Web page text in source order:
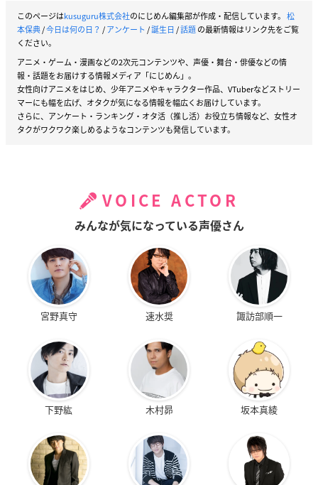
このページはkusuguru株式会社のにじめん編集部が作成・配信しています。 松
本保典/今日は何の日？ /アンケート /誕生日/話題の最新情報はリンク先をご覧
ください。
アニメ・ゲーム・漫画などの2次元コンテンツや、声優・舞台・俳優などの情
報・話題をお届けする情報メディア「にじめん」。
女性向けアニメをはじめ、少年アニメやキャラクター作品、VTuberなどストリー
マーにも幅を広げ、オタクが気になる情報を幅広くお届けしています。
さらに、アンケート・ランキング・オタ活（推し活）お役立ち情報など、女性オ
タクがワクワク楽しめるようなコンテンツも発信しています。
VOICE ACTOR
みんなが気になっている声優さん
宮野真守 速水奨 諏訪部順一
下野紘 木村昴 坂本真綾